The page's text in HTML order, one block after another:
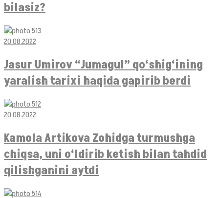
bilasiz?
20.08.2022
Jasur Umirov “Jumagul” qo‘shig‘ining
yaralish tarixi haqida gapirib berdi
20.08.2022
Kamola Artikova Zohidga turmushga
chiqsa, uni o‘ldirib ketish bilan tahdid
qilishganini aytdi